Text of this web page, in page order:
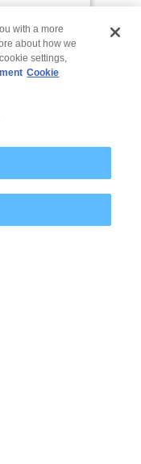
à faire
with a more
about how we
settings,
Cookie